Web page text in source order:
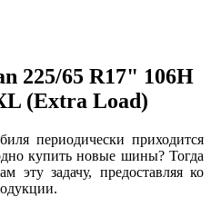
225/65 R17" 106H
(Extra Load)
периодически приходится
купить новые шины? Тогда
эту задачу, предоставляя ко